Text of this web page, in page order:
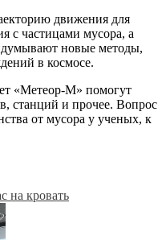
движения для
с частицами мусора, а
новые методы,
в космосе.
«Метеор-М» помогут
станций и прочее. Вопрос
от мусора у ученых, к
на кровать